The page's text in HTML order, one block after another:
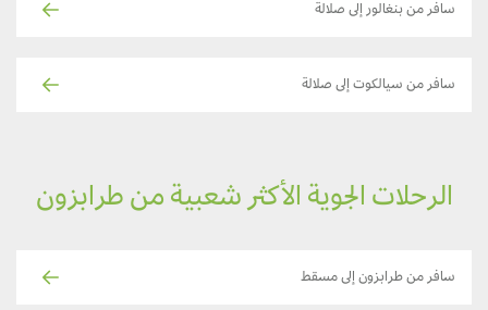
سافر من بنغالور إلى صلالة
سافر من سيالكوت إلى صلالة
الرحلات الجوية الأكثر شعبية من طرابزون
سافر من طرابزون إلى مسقط